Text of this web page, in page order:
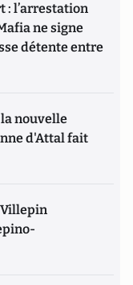
: l’arrestation
ne signe
détente entre
la nouvelle
d'Attal fait